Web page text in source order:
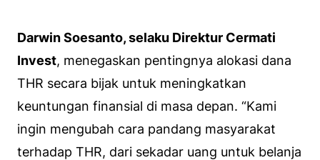
Darwin Soesanto, selaku Direktur Cermati
Invest, menegaskan pentingnya alokasi dana
THR secara bijak untuk meningkatkan
keuntungan finansial di masa depan. “Kami
ingin mengubah cara pandang masyarakat
terhadap THR, dari sekadar uang untuk belanja